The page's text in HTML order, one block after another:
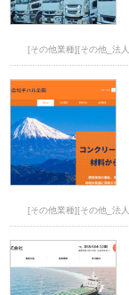
[その他業種][その他_法
[その他業種][その他_法